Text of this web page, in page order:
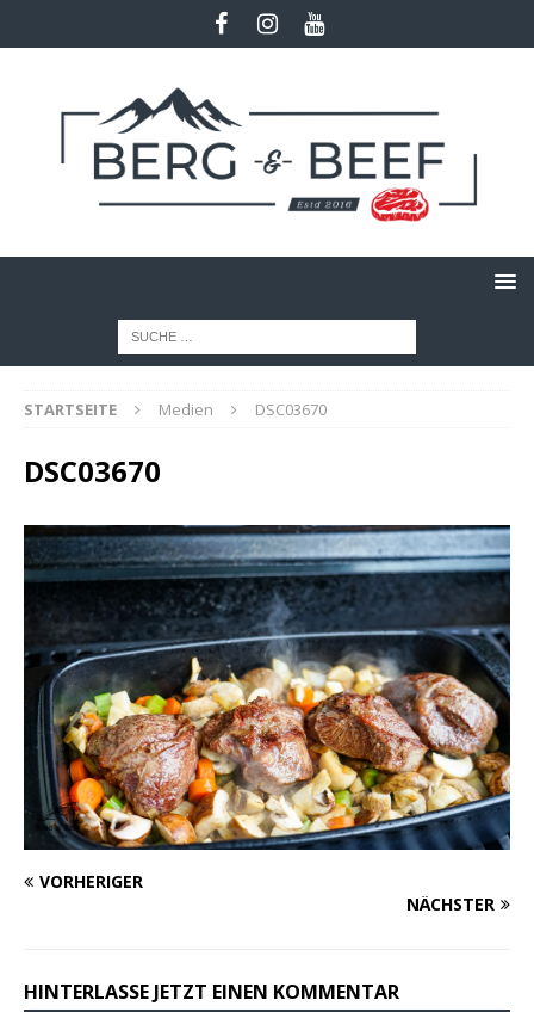
STARTSEITE Medien DSC03670
DSC03670
VORHERIGER
NÄCHSTER
HINTERLASSE JETZT EINEN KOMMENTAR